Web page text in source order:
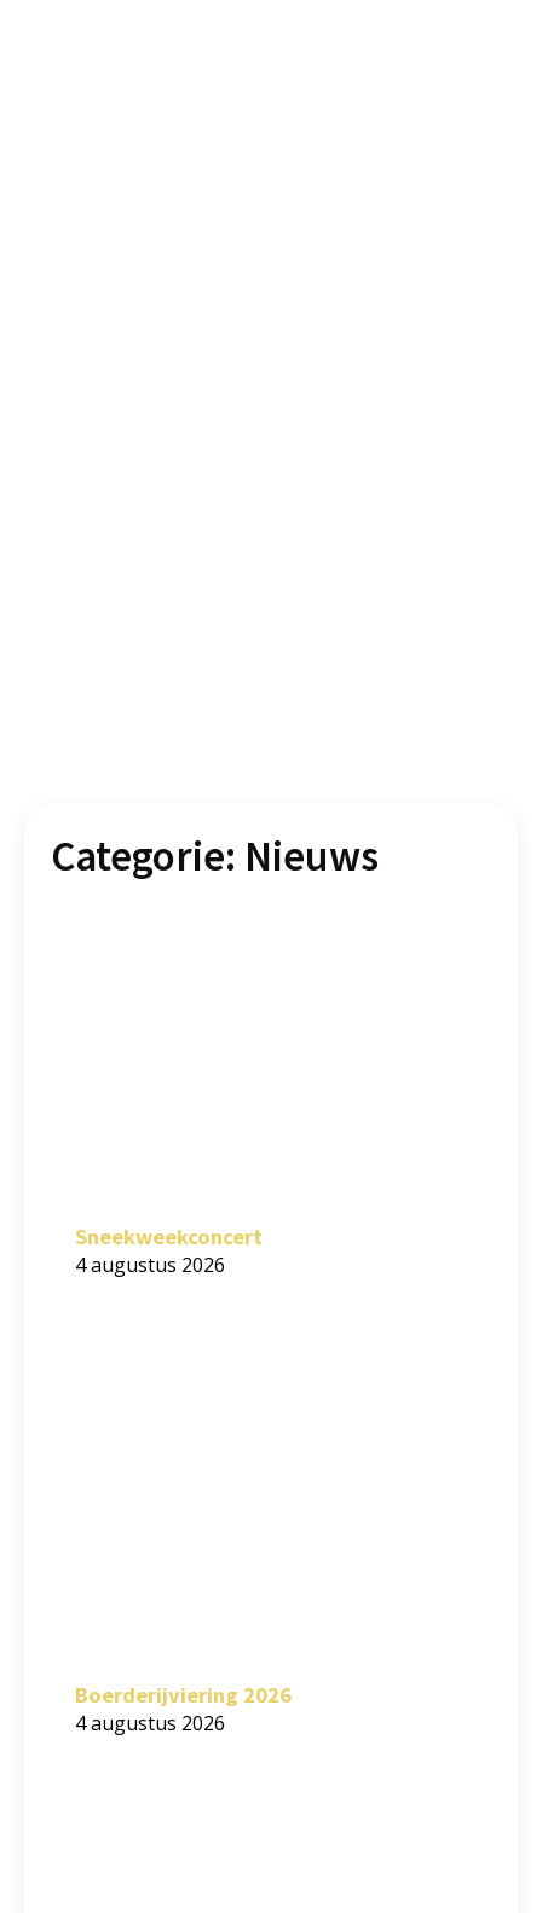
Categorie: Nieuws
Sneekweekconcert
4 augustus 2026
Boerderijviering 2026
4 augustus 2026